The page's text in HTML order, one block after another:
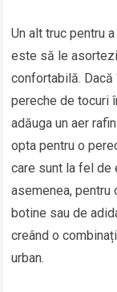
Un alt truc pentru
este să le
confortabilă.
pereche de tocuri
adăuga un aer
opta pentru o
care sunt la fel de
asemenea, pentru
botine sau de
creând o
urban.